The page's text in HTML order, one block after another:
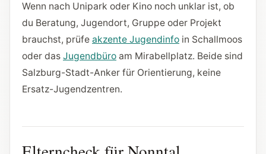
Wenn nach Unipark oder Kino noch unklar ist, ob
du Beratung, Jugendort, Gruppe oder Projekt
brauchst, prüfe akzente Jugendinfo in Schallmoos
oder das Jugendbüro am Mirabellplatz. Beide sind
Salzburg-Stadt-Anker für Orientierung, keine
Ersatz-Jugendzentren.